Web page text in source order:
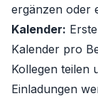
ergänzen oder
Kalender:
Kalender pro
Kollegen teilen
Einladungen